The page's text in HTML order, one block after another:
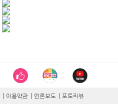
이용약관 언론보도 포토리뷰